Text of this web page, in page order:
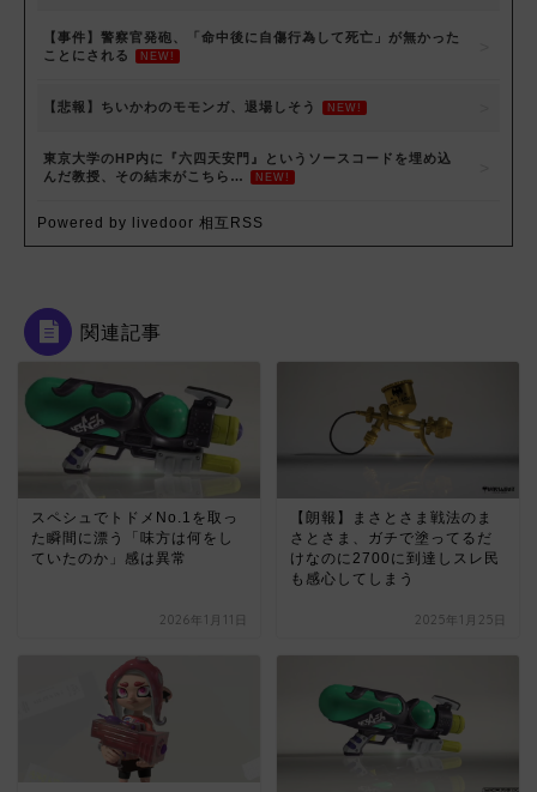
【事件】警察官発砲、「命中後に自傷行為して死亡」が無かった
ことにされる
NEW!
【悲報】ちいかわのモモンガ、退場しそう NEW!
東京大学のHP内に『六四天安門』というソースコードを埋め込
んだ教授、その結末がこちら…
NEW!
Powered by livedoor 相互RSS
関連記事
スペシュでトドメNo.1を取っ
た瞬間に漂う「味方は何をし
ていたのか」感は異常
2026年1月11日
【朗報】まさとさま戦法のま
さとさま、ガチで塗ってるだ
けなのに2700に到達しスレ民
も感心してしまう
2025年1月25日